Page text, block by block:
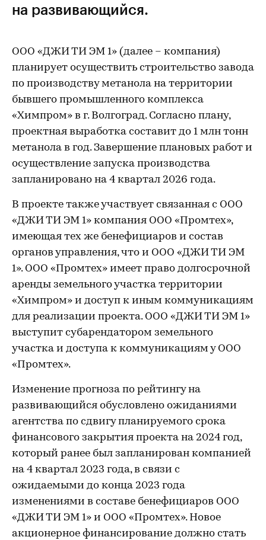
на развивающийся.
ООО «ДЖИ ТИ ЭМ 1» (далее – компания)
планирует осуществить строительство завода
по производству метанола на территории
бывшего промышленного комплекса
«Химпром» в г. Волгоград. Согласно плану,
проектная выработка составит до 1 млн тонн
метанола в год. Завершение плановых работ и
осуществление запуска производства
запланировано на 4 квартал 2026 года.
В проекте также участвует связанная с ООО
«ДЖИ ТИ ЭМ 1» компания ООО «Промтех»,
имеющая тех же бенефициаров и состав
органов управления, что и ООО «ДЖИ ТИ ЭМ
1». ООО «Промтех» имеет право долгосрочной
аренды земельного участка территории
«Химпром» и доступ к иным коммуникациям
для реализации проекта. ООО «ДЖИ ТИ ЭМ 1»
выступит субарендатором земельного
участка и доступа к коммуникациям у ООО
«Промтех».
Изменение прогноза по рейтингу на
развивающийся обусловлено ожиданиями
агентства по сдвигу планируемого срока
финансового закрытия проекта на 2024 год,
который ранее был запланирован компанией
на 4 квартал 2023 года, в связи с
ожидаемыми до конца 2023 года
изменениями в составе бенефициаров ООО
«ДЖИ ТИ ЭМ 1» и ООО «Промтех». Новое
акционерное финансирование должно стать